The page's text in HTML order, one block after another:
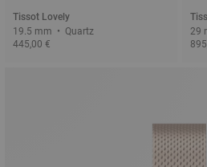
Tissot Lovely
19.5 mm • Quartz
445,00 €